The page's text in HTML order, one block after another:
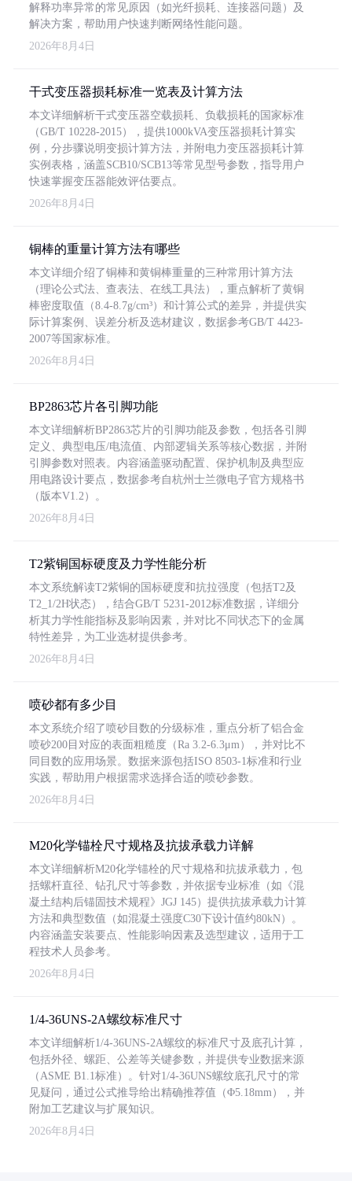
解释功率异常的常见原因（如光纤损耗、连接器问题）及
解决方案，帮助用户快速判断网络性能问题。
2026年8月4日
干式变压器损耗标准一览表及计算方法
本文详细解析干式变压器空载损耗、负载损耗的国家标准
（GB/T 10228-2015），提供1000kVA变压器损耗计算实
例，分步骤说明变损计算方法，并附电力变压器损耗计算
实例表格，涵盖SCB10/SCB13等常见型号参数，指导用户
快速掌握变压器能效评估要点。
2026年8月4日
铜棒的重量计算方法有哪些
本文详细介绍了铜棒和黄铜棒重量的三种常用计算方法
（理论公式法、查表法、在线工具法），重点解析了黄铜
棒密度取值（8.4-8.7g/cm³）和计算公式的差异，并提供实
际计算案例、误差分析及选材建议，数据参考GB/T 4423-
2007等国家标准。
2026年8月4日
BP2863芯片各引脚功能
本文详细解析BP2863芯片的引脚功能及参数，包括各引脚
定义、典型电压/电流值、内部逻辑关系等核心数据，并附
引脚参数对照表。内容涵盖驱动配置、保护机制及典型应
用电路设计要点，数据参考自杭州士兰微电子官方规格书
（版本V1.2）。
2026年8月4日
T2紫铜国标硬度及力学性能分析
本文系统解读T2紫铜的国标硬度和抗拉强度（包括T2及
T2_1/2H状态），结合GB/T 5231-2012标准数据，详细分
析其力学性能指标及影响因素，并对比不同状态下的金属
特性差异，为工业选材提供参考。
2026年8月4日
喷砂都有多少目
本文系统介绍了喷砂目数的分级标准，重点分析了铝合金
喷砂200目对应的表面粗糙度（Ra 3.2-6.3μm），并对比不
同目数的应用场景。数据来源包括ISO 8503-1标准和行业
实践，帮助用户根据需求选择合适的喷砂参数。
2026年8月4日
M20化学锚栓尺寸规格及抗拔承载力详解
本文详细解析M20化学锚栓的尺寸规格和抗拔承载力，包
括螺杆直径、钻孔尺寸等参数，并依据专业标准（如《混
凝土结构后锚固技术规程》JGJ 145）提供抗拔承载力计算
方法和典型数值（如混凝土强度C30下设计值约80kN）。
内容涵盖安装要点、性能影响因素及选型建议，适用于工
程技术人员参考。
2026年8月4日
1/4-36UNS-2A螺纹标准尺寸
本文详细解析1/4-36UNS-2A螺纹的标准尺寸及底孔计算，
包括外径、螺距、公差等关键参数，并提供专业数据来源
（ASME B1.1标准）。针对1/4-36UNS螺纹底孔尺寸的常
见疑问，通过公式推导给出精确推荐值（Φ5.18mm），并
附加工艺建议与扩展知识。
2026年8月4日